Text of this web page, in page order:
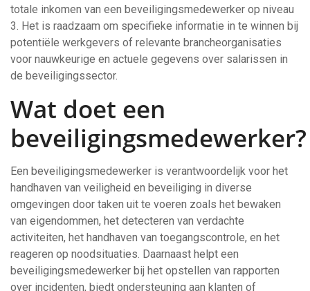
totale inkomen van een beveiligingsmedewerker op niveau
3. Het is raadzaam om specifieke informatie in te winnen bij
potentiële werkgevers of relevante brancheorganisaties
voor nauwkeurige en actuele gegevens over salarissen in
de beveiligingssector.
Wat doet een
beveiligingsmedewerker?
Een beveiligingsmedewerker is verantwoordelijk voor het
handhaven van veiligheid en beveiliging in diverse
omgevingen door taken uit te voeren zoals het bewaken
van eigendommen, het detecteren van verdachte
activiteiten, het handhaven van toegangscontrole, en het
reageren op noodsituaties. Daarnaast helpt een
beveiligingsmedewerker bij het opstellen van rapporten
over incidenten, biedt ondersteuning aan klanten of